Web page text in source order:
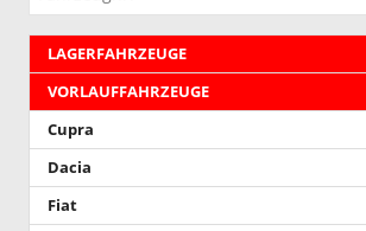
LAGERFAHRZEUGE
VORLAUFFAHRZEUGE
Cupra
Dacia
Fiat